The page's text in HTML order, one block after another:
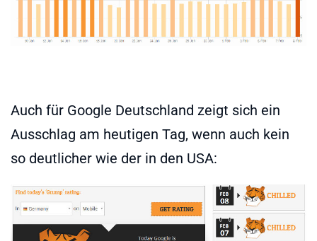
Auch für Google Deutschland zeigt sich ein
Ausschlag am heutigen Tag, wenn auch kein
so deutlicher wie der in den USA: